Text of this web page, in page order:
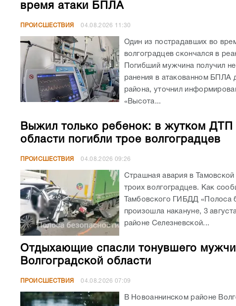
время атаки БПЛА
ПРОИСШЕСТВИЯ 04.08.2026 11:30
Один из пострадавших во
волгоградцев скончался в
Погибший мужчина получил
ранения в атакованном БПЛА
района, уточнил
«Высота...
Выжил только ребенок: в жутком ДТП
области погибли трое волгоградцев
ПРОИСШЕСТВИЯ 04.08.2026 09:26
Страшная авария в
троих волгоградцев. Как
Тамбовского ГИБДД «Полоса
произошла накануне, 3
районе Селезневской...
Отдыхающие спасли тонувшего
Волгоградской области
ПРОИСШЕСТВИЯ 04.08.2026 07:09
В Новоаннинском районе